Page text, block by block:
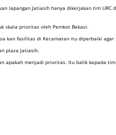
lapangan Jatiasih hanya dikerjakan tim
skala prioritas oleh Pemkot Bekasi.
kan fasilitas di Kecamatan itu diperbaiki
plaza Jatiasih.
menjadi prioritas. Itu balik kepada tim